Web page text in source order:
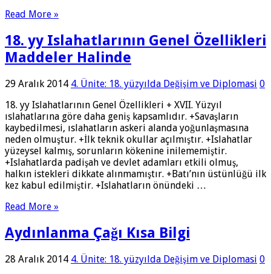
Read More »
18. yy Islahatlarının Genel Özellikleri
Maddeler Halinde
29 Aralık 2014 4. Ünite: 18. yüzyılda Değişim ve Diplomasi 0
18. yy Islahatlarının Genel Özellikleri + XVII. Yüzyıl
ıslahatlarına göre daha geniş kapsamlıdır. +Savaşların
kaybedilmesi, ıslahatların askeri alanda yoğunlaşmasına
neden olmuştur. +İlk teknik okullar açılmıştır. +Islahatlar
yüzeysel kalmış, sorunların kökenine inilememiştir.
+Islahatlarda padişah ve devlet adamları etkili olmuş,
halkın istekleri dikkate alınmamıştır. +Batı’nın üstünlüğü ilk
kez kabul edilmiştir. +Islahatların önündeki …
Read More »
Aydınlanma Çağı Kısa Bilgi
28 Aralık 2014 4. Ünite: 18. yüzyılda Değişim ve Diplomasi 0